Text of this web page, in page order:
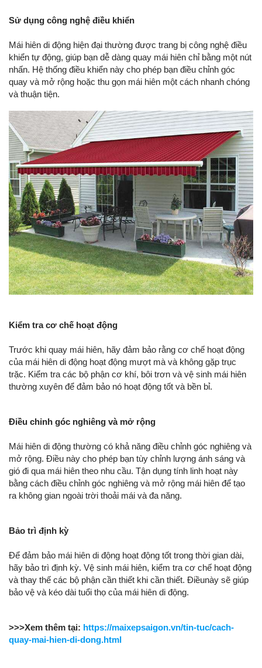
Sử dụng công nghệ điều khiển
Mái hiên di động hiện đại thường được trang bị công nghệ điều
khiển tự động, giúp bạn dễ dàng quay mái hiên chỉ bằng một nút
nhấn. Hệ thống điều khiển này cho phép bạn điều chỉnh góc
quay và mở rộng hoặc thu gọn mái hiên một cách nhanh chóng
và thuận tiện.
Kiểm tra cơ chế hoạt động
Trước khi quay mái hiên, hãy đảm bảo rằng cơ chế hoạt động
của mái hiên di động hoạt động mượt mà và không gặp trục
trặc. Kiểm tra các bộ phận cơ khí, bôi trơn và vệ sinh mái hiên
thường xuyên để đảm bảo nó hoạt động tốt và bền bỉ.
Điều chỉnh góc nghiêng và mở rộng
Mái hiên di động thường có khả năng điều chỉnh góc nghiêng và
mở rộng. Điều này cho phép bạn tùy chỉnh lượng ánh sáng và
gió đi qua mái hiên theo nhu cầu. Tận dụng tính linh hoạt này
bằng cách điều chỉnh góc nghiêng và mở rộng mái hiên để tạo
ra không gian ngoài trời thoải mái và đa năng.
Bảo trì định kỳ
Để đảm bảo mái hiên di động hoạt động tốt trong thời gian dài,
hãy bảo trì định kỳ. Vệ sinh mái hiên, kiểm tra cơ chế hoạt động
và thay thế các bộ phận cần thiết khi cần thiết. Điềunày sẽ giúp
bảo vệ và kéo dài tuổi thọ của mái hiên di động.
>>>Xem thêm tại: https://maixepsaigon.vn/tin-tuc/cach-
quay-mai-hien-di-dong.html